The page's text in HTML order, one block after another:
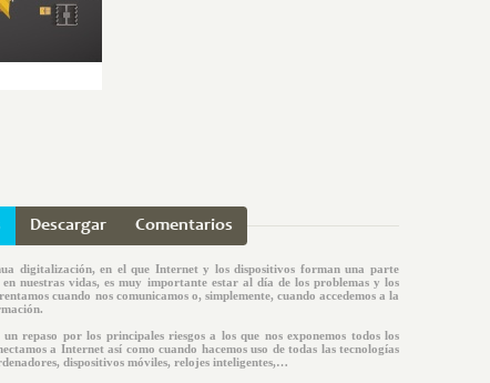
Descargar Comentarios
digitalización, en el que Internet y los dispositivos forman una parte
en nuestras vidas, es muy importante estar al día de los problemas y los
cuando nos comunicamos o, simplemente, cuando accedemos a la
repaso por los principales riesgos a los que nos exponemos todos los
a Internet así como cuando hacemos uso de todas las tecnologías
dispositivos móviles, relojes inteligentes,…